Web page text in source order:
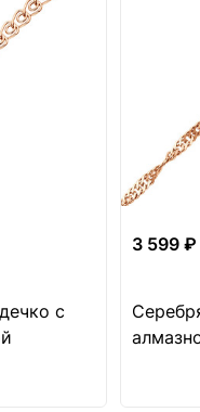
с
3 599 ₽